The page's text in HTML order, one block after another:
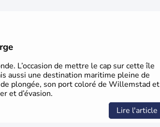
L’occasion de mettre le cap sur cette île
aussi une destination maritime pleine de
plongée, son port coloré de Willemstad et
et d’évasion.
Lire l'article